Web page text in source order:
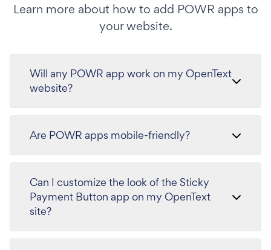
Learn more about how to add POWR apps to
your website.
Will any POWR app work on my OpenText
website?
Are POWR apps mobile-friendly?
Can I customize the look of the Sticky
Payment Button app on my OpenText
site?